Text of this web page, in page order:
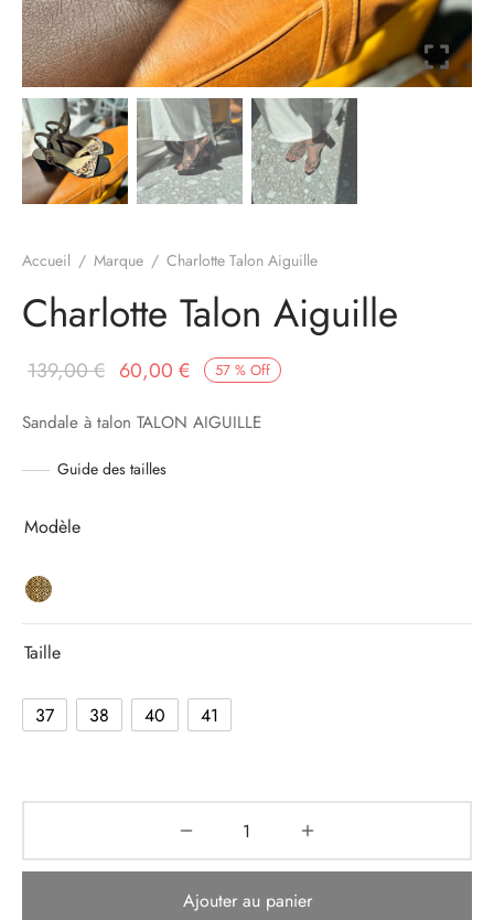
Accueil / Marque / Charlotte Talon Aiguille
Charlotte Talon Aiguille
57 % Off
139,00€ Le prix
était :
139,00 €.
60,00 € Le prix
est :
Sandale à talon TALON AIGUILLE
Guide des tailles
Modèle
Taille
37 38 40 41
Ajouter au panier
porter